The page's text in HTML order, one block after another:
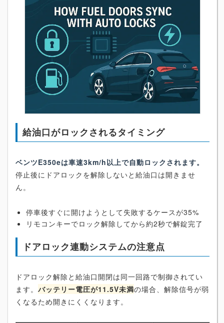
給油口がロックされるタイミング
ベンツE350eは車速3km/h以上で自動ロックされます。
停止後にドアロックを解除しないと給油口は開きませ
ん。
停車後すぐに開けようとして失敗するケースが35%
リモコンキーでロック解除してから約2秒で解錠完了
ドアロック連動システムの注意点
ドアロック解除と給油口開閉は同一回路で制御されてい
ます。 バッテリー電圧が11.5V未満の場合、解除信号が弱
くなるため開きにくくなります。